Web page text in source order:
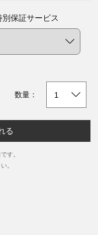
保証サービス
数量：
る
す。
。